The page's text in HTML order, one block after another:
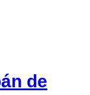
de